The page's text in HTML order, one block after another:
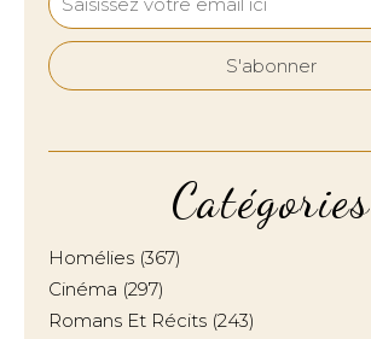
Catégories
Homélies (367)
Cinéma (297)
Romans Et Récits (243)